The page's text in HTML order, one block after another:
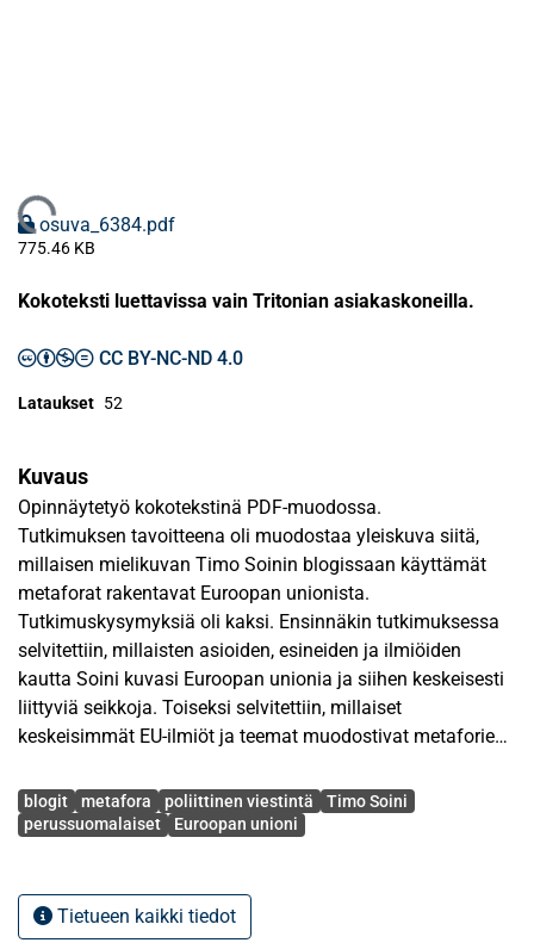
Ladataan...osuva_6384.pdf
775.46 KB
Kokoteksti luettavissa vain Tritonian asiakaskoneilla.
CC BY-NC-ND 4.0
Lataukset 52
Kuvaus
Opinnäytetyö kokotekstinä PDF-muodossa.
Tutkimuksen tavoitteena oli muodostaa yleiskuva siitä,
millaisen mielikuvan Timo Soinin blogissaan käyttämät
metaforat rakentavat Euroopan unionista.
Tutkimuskysymyksiä oli kaksi. Ensinnäkin tutkimuksessa
selvitettiin, millaisten asioiden, esineiden ja ilmiöiden
kautta Soini kuvasi Euroopan unionia ja siihen keskeisesti
liittyviä seikkoja. Toiseksi selvitettiin, millaiset
keskeisimmät EU-ilmiöt ja teemat muodostivat metaforien
14.1.2010–30.6.2013. Analyysissä sovellettiin Lakoffin ja
Johnsonin metaforateoriaa. Tutkimuksen kannalta
lähdealueet; tutkimuksessa eriteltiin, millaisia keskeisimpiä
lähdealueita aineiston kohdealueisiin liittyi. Soinin tapaa
Avainsanat
blogit metafora poliittinen viestintä
Timo Soini
perussuomalaiset
Euroopan unioni
Tietueen kaikki tiedot